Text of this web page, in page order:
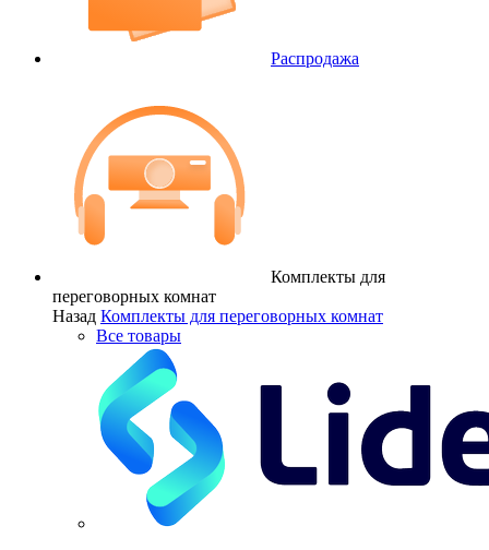
Распродажа
Комплекты для
переговорных комнат
Назад Комплекты для переговорных комнат
Все товары